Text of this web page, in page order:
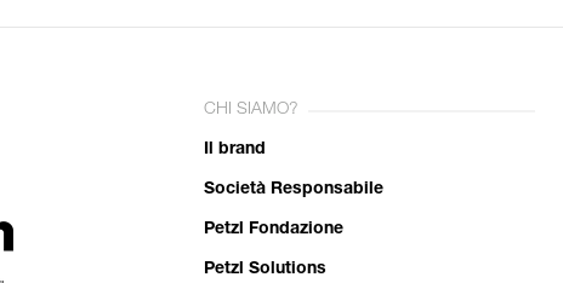
CHI SIAMO?
Il brand
Società Responsabile
Petzl Fondazione
Petzl Solutions